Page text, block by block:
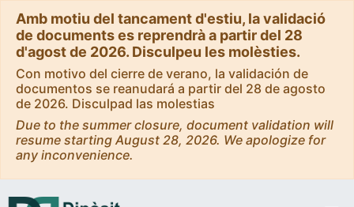
Amb motiu del tancament d'estiu, la validació
de documents es reprendrà a partir del 28
d'agost de 2026. Disculpeu les molèsties.
Con motivo del cierre de verano, la validación de
documentos se reanudará a partir del 28 de agosto
de 2026. Disculpad las molestias
Due to the summer closure, document validation will
resume starting August 28, 2026. We apologize for
any inconvenience.